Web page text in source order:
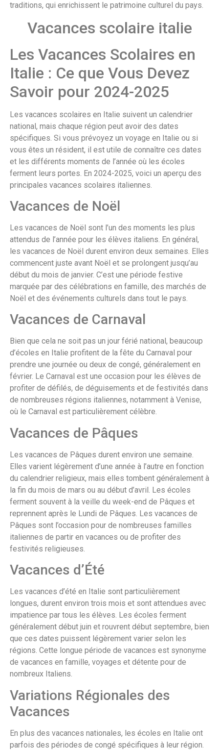
traditions, qui enrichissent le patrimoine culturel du pays.
Vacances scolaire italie
Les Vacances Scolaires en
Italie : Ce que Vous Devez
Savoir pour 2024-2025
Les vacances scolaires en Italie suivent un calendrier
national, mais chaque région peut avoir des dates
spécifiques. Si vous prévoyez un voyage en Italie ou si
vous êtes un résident, il est utile de connaître ces dates
et les différents moments de l’année où les écoles
ferment leurs portes. En 2024-2025, voici un aperçu des
principales vacances scolaires italiennes.
Vacances de Noël
Les vacances de Noël sont l’un des moments les plus
attendus de l’année pour les élèves italiens. En général,
les vacances de Noël durent environ deux semaines. Elles
commencent juste avant Noël et se prolongent jusqu’au
début du mois de janvier. C’est une période festive
marquée par des célébrations en famille, des marchés de
Noël et des événements culturels dans tout le pays.
Vacances de Carnaval
Bien que cela ne soit pas un jour férié national, beaucoup
d’écoles en Italie profitent de la fête du Carnaval pour
prendre une journée ou deux de congé, généralement en
février. Le Carnaval est une occasion pour les élèves de
profiter de défilés, de déguisements et de festivités dans
de nombreuses régions italiennes, notamment à Venise,
où le Carnaval est particulièrement célèbre.
Vacances de Pâques
Les vacances de Pâques durent environ une semaine.
Elles varient légèrement d’une année à l’autre en fonction
du calendrier religieux, mais elles tombent généralement à
la fin du mois de mars ou au début d’avril. Les écoles
ferment souvent à la veille du week-end de Pâques et
reprennent après le Lundi de Pâques. Les vacances de
Pâques sont l’occasion pour de nombreuses familles
italiennes de partir en vacances ou de profiter des
festivités religieuses.
Vacances d’Été
Les vacances d’été en Italie sont particulièrement
longues, durent environ trois mois et sont attendues avec
impatience par tous les élèves. Les écoles ferment
généralement début juin et rouvrent début septembre, bien
que ces dates puissent légèrement varier selon les
régions. Cette longue période de vacances est synonyme
de vacances en famille, voyages et détente pour de
nombreux Italiens.
Variations Régionales des
Vacances
En plus des vacances nationales, les écoles en Italie ont
parfois des périodes de congé spécifiques à leur région.